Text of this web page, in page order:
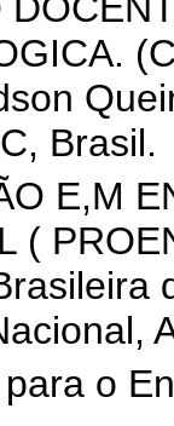
Brasil.
E,M
(
o